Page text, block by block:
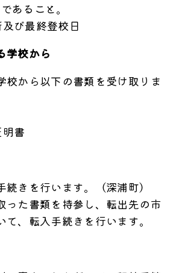
あること。
び最終登校日
学校から
校から以下の書類を受け取りま
書
きを行います。（深浦町）
た書類を持参し、転出先の市
、転入手続きを行います。